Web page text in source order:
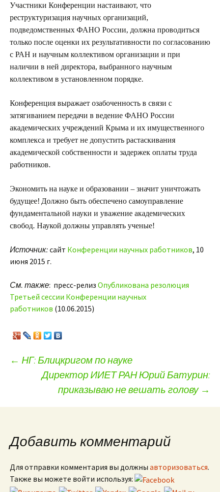
Участники Конференции настаивают, что
реструктуризация научных организаций,
подведомственных ФАНО России, должна проводиться
только после оценки их результативности по согласованию
с РАН и научным коллективом организации и при
наличии в ней директора, выбранного научным
коллективом в установленном порядке.
Конференция выражает озабоченность в связи с
затягиванием передачи в ведение ФАНО России
академических учреждений Крыма и их имущественного
комплекса и требует не допустить растаскивания
академической собственности и задержек оплаты труда
работников.
Экономить на науке и образовании – значит уничтожать
будущее! Должно быть обеспечено самоуправление
фундаментальной науки и уважение академических
свобод. Наукой должны управлять ученые!
Источник: сайт Конференции научных работников, 10
июня 2015 г.
См. также: пресс-релиз Опубликована резолюция
Третьей сессии Конференции научных
работников (10.06.2015)
Навигация по записям
← НГ: Блицкригом по науке
Директор ИИЕТ РАН Юрий Батурин:
приказываю не вешать голову →
Добавить комментарий
Для отправки комментария вы должны авторизоваться.
Также вы можете войти используя: